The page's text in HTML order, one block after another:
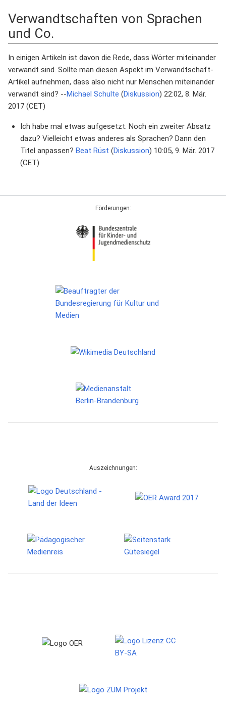
Verwandtschaften von Sprachen
und Co.
In einigen Artikeln ist davon die Rede, dass Wörter miteinander
verwandt sind. Sollte man diesen Aspekt im Verwandtschaft-
Artikel aufnehmen, dass also nicht nur Menschen miteinander
verwandt sind? --Michael Schulte (Diskussion) 22:02, 8. Mär.
2017 (CET)
Ich habe mal etwas aufgesetzt. Noch ein zweiter Absatz
dazu? Vielleicht etwas anderes als Sprachen? Dann den
Titel anpassen? Beat Rüst (Diskussion) 10:05, 9. Mär. 2017
(CET)
Förderungen:
Auszeichnungen: